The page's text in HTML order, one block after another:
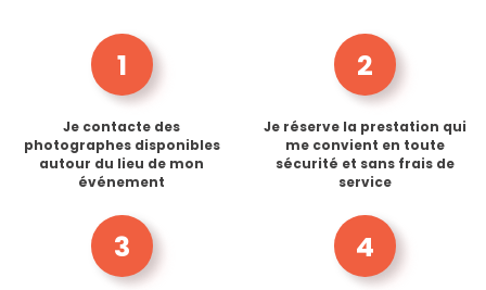
1
Je contacte des
photographes disponibles
autour du lieu de mon
événement
2
Je réserve la prestation qui
me convient en toute
sécurité et sans frais de
service
3 4